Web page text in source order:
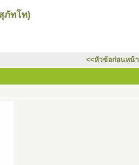
ภัทโท)
<<หัวข้อก่อนหน้า